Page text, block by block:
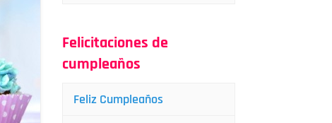
Felicitaciones de
cumpleaños
Feliz Cumpleaños